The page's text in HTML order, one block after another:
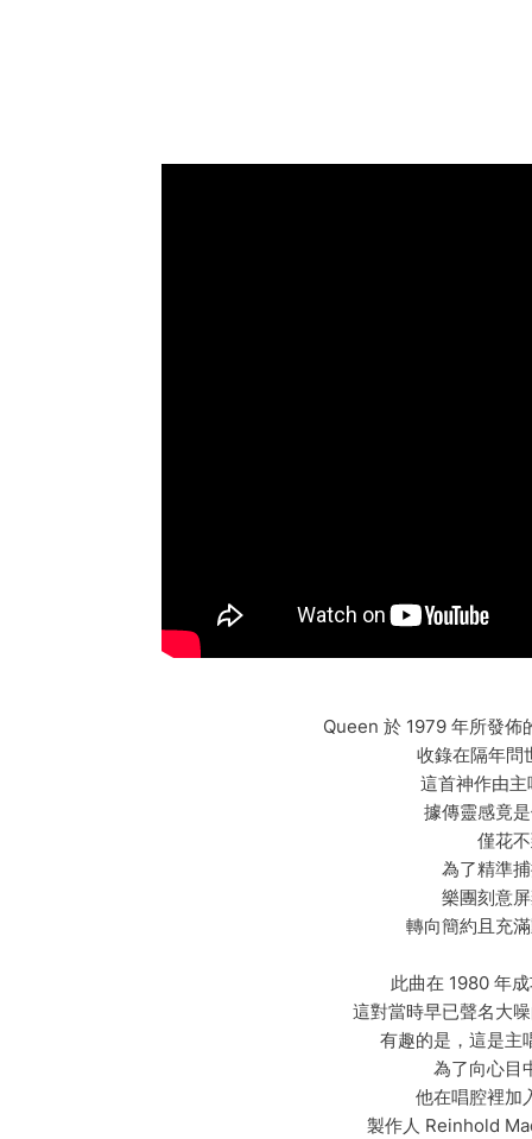
Queen 於 1979 年所發
收錄在隔年問
這首神作由
據傳靈感竟
僅花
為了精準
樂團刻意
轉向簡約且充
此曲在 1980 年
這對當時早已聲名大
有趣的是，這是主
為了向心目
他在唱腔裡加
製作人 Reinhold